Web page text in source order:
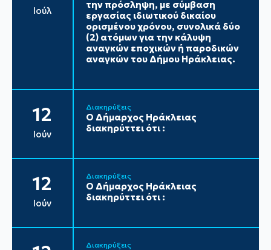
Ιούλ
την πρόσληψη, με σύμβαση
εργασίας ιδιωτικού δικαίου
ορισμένου χρόνου, συνολικά δύο
(2) ατόμων για την κάλυψη
αναγκών εποχικών ή παροδικών
αναγκών του Δήμου Ηράκλειας.
12
Ιούν
Διακηρύξεις
Ο Δήμαρχος Ηράκλειας
διακηρύττει ότι :
12
Ιούν
Διακηρύξεις
Ο Δήμαρχος Ηράκλειας
διακηρύττει ότι :
Διακηρύξεις